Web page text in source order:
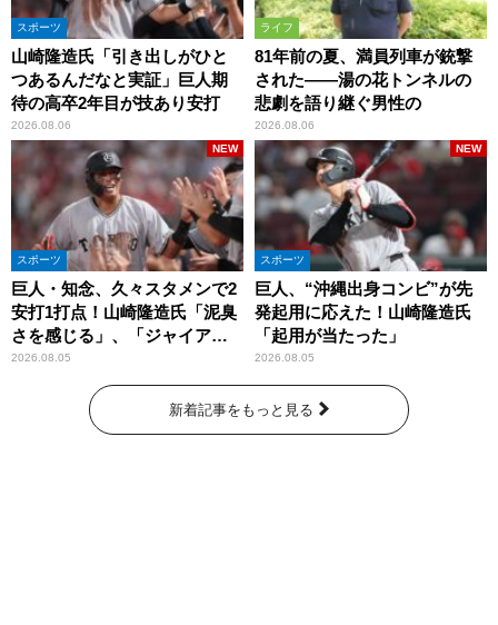
スポーツ
山崎隆造氏「引き出しがひと
つあるんだなと実証」巨人期
待の高卒2年目が技あり安打
2026.08.06
ライフ
81年前の夏、満員列車が銃撃
された――湯の花トンネルの
悲劇を語り継ぐ男性の
2026.08.06
スポーツ
巨人・知念、久々スタメンで2
安打1打点！山崎隆造氏「泥臭
さを感じる」、「ジャイアン
ツには少ないタイプ」
2026.08.05
NEW
スポーツ
巨人、“沖縄出身コンビ”が先
発起用に応えた！山崎隆造氏
「起用が当たった」
2026.08.05
NEW
新着記事をもっと見る